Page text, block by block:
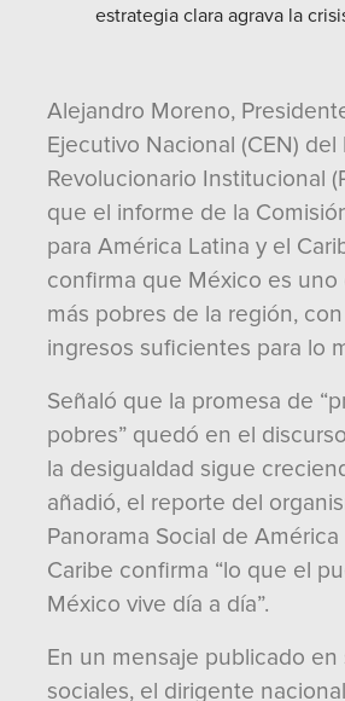
estrategia clara agrava la
Alejandro Moreno,
Ejecutivo Nacional (CEN) del
Revolucionario Institucional
que el informe de la
para América Latina y el
confirma que México es uno
más pobres de la región,
ingresos suficientes para lo
Señaló que la promesa de
pobres” quedó en el
la desigualdad sigue
añadió, el reporte del
Panorama Social de
Caribe confirma “lo que el
México vive día a día”.
En un mensaje publicado en
sociales, el dirigente